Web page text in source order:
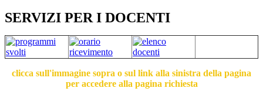
SERVIZI PER I DOCENTI
clicca sull'immagine sopra o sul link alla sinistra della pagina
per accedere alla pagina richiesta